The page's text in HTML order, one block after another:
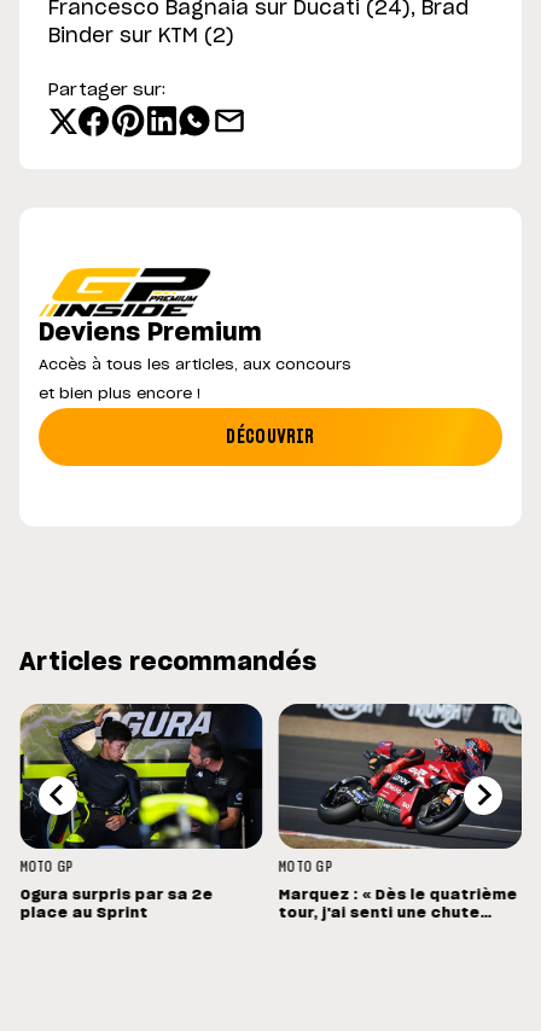
Francesco Bagnaia sur Ducati (24), Brad
Binder sur KTM (2)
Partager sur:
Deviens Premium
Accès à tous les articles, aux concours
et bien plus encore !
DÉCOUVRIR
Articles recommandés
MOTO GP
Ogura surpris par sa 2e
place au Sprint
MOTO GP
Marquez : « Dès le quatrième
tour, j'ai senti une chute